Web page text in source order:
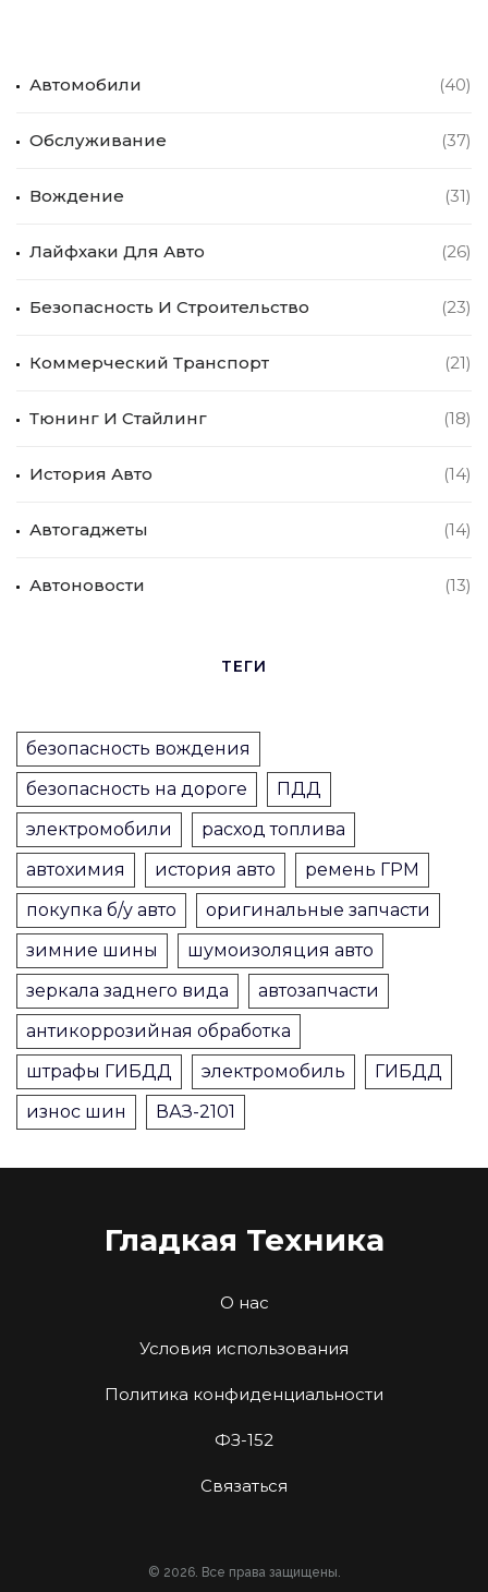
Автомобили (40)
Обслуживание (37)
Вождение (31)
Лайфхаки Для Авто (26)
Безопасность И Строительство (23)
Коммерческий Транспорт (21)
Тюнинг И Стайлинг (18)
История Авто (14)
Автогаджеты (14)
Автоновости (13)
ТЕГИ
безопасность вождения
безопасность на дороге
ПДД
электромобили
расход топлива
автохимия
история авто
ремень ГРМ
покупка б/у авто
оригинальные запчасти
зимние шины
шумоизоляция авто
зеркала заднего вида
автозапчасти
антикоррозийная обработка
штрафы ГИБДД
электромобиль
ГИБДД
износ шин
ВАЗ-2101
Гладкая Техника
О нас
Условия использования
Политика конфиденциальности
ФЗ-152
Связаться
© 2026. Все права защищены.